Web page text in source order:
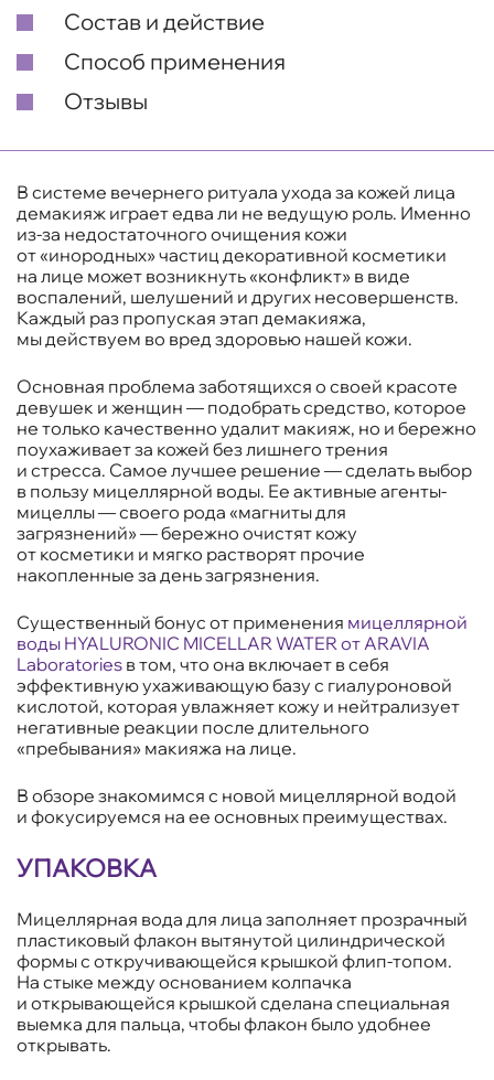
Состав и действие
Способ применения
Отзывы
В системе вечернего ритуала ухода за кожей лица
демакияж играет едва ли не ведущую роль. Именно
из-за недостаточного очищения кожи
от «инородных» частиц декоративной косметики
на лице может возникнуть «конфликт» в виде
воспалений, шелушений и других несовершенств.
Каждый раз пропуская этап демакияжа,
мы действуем во вред здоровью нашей кожи.
Основная проблема заботящихся о своей красоте
девушек и женщин — подобрать средство, которое
не только качественно удалит макияж, но и бережно
поухаживает за кожей без лишнего трения
и стресса. Самое лучшее решение — сделать выбор
в пользу мицеллярной воды. Ее активные агенты-
мицеллы — своего рода «магниты для
загрязнений» — бережно очистят кожу
от косметики и мягко растворят прочие
накопленные за день загрязнения.
Существенный бонус от применения мицеллярной
воды HYALURONIC MICELLAR WATER от ARAVIA
Laboratories в том, что она включает в себя
эффективную ухаживающую базу с гиалуроновой
кислотой, которая увлажняет кожу и нейтрализует
негативные реакции после длительного
«пребывания» макияжа на лице.
В обзоре знакомимся с новой мицеллярной водой
и фокусируемся на ее основных преимуществах.
УПАКОВКА
Мицеллярная вода для лица заполняет прозрачный
пластиковый флакон вытянутой цилиндрической
формы с откручивающейся крышкой флип-топом.
На стыке между основанием колпачка
и открывающейся крышкой сделана специальная
выемка для пальца, чтобы флакон было удобнее
открывать.